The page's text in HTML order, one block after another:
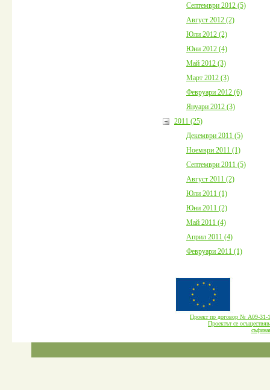
Септември 2012 (5)
Август 2012 (2)
Юли 2012 (2)
Юни 2012 (4)
Май 2012 (3)
Март 2012 (3)
Февруари 2012 (6)
Януари 2012 (3)
2011 (25)
Декември 2011 (5)
Ноември 2011 (1)
Септември 2011 (5)
Август 2011 (2)
Юли 2011 (1)
Юни 2011 (2)
Май 2011 (4)
Април 2011 (4)
Февруари 2011 (1)
Проект по договор № А09-
Проектът се